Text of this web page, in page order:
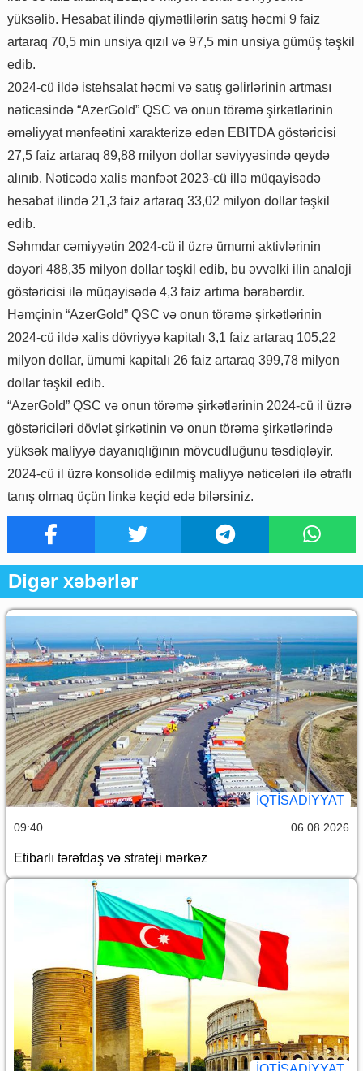
yüksəlib. Hesabat ilində qiymətlilərin satış həcmi 9 faiz
artaraq 70,5 min unsiya qızıl və 97,5 min unsiya gümüş təşkil
edib.
2024-cü ildə istehsalat həcmi və satış gəlirlərinin artması
nəticəsində “AzerGold” QSC və onun törəmə şirkətlərinin
əməliyyat mənfəətini xarakterizə edən EBITDA göstəricisi
27,5 faiz artaraq 89,88 milyon dollar səviyyəsində qeydə
alınıb. Nəticədə xalis mənfəət 2023-cü illə müqayisədə
hesabat ilində 21,3 faiz artaraq 33,02 milyon dollar təşkil
edib.
Səhmdar cəmiyyətin 2024-cü il üzrə ümumi aktivlərinin
dəyəri 488,35 milyon dollar təşkil edib, bu əvvəlki ilin analoji
göstəricisi ilə müqayisədə 4,3 faiz artıma bərabərdir.
Həmçinin “AzerGold” QSC və onun törəmə şirkətlərinin
2024-cü ildə xalis dövriyyə kapitalı 3,1 faiz artaraq 105,22
milyon dollar, ümumi kapitalı 26 faiz artaraq 399,78 milyon
dollar təşkil edib.
“AzerGold” QSC və onun törəmə şirkətlərinin 2024-cü il üzrə
göstəriciləri dövlət şirkətinin və onun törəmə şirkətlərində
yüksək maliyyə dayanıqlığının mövcudluğunu təsdiqləyir.
2024-cü il üzrə konsolidə edilmiş maliyyə nəticələri ilə ətraflı
tanış olmaq üçün linkə keçid edə bilərsiniz.
Digər xəbərlər
İQTİSADİYYAT
09:40 06.08.2026
Etibarlı tərəfdaş və strateji mərkəz